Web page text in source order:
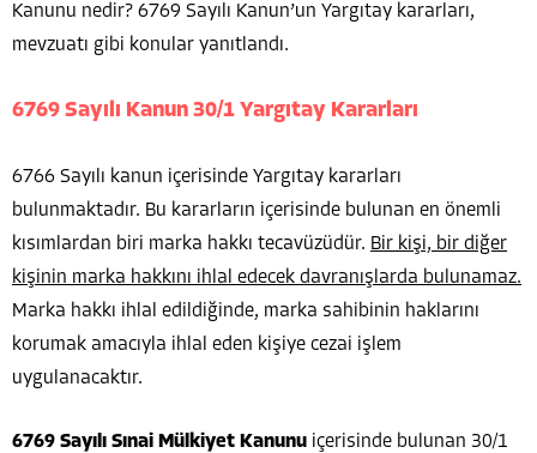
Kanunu nedir? 6769 Sayılı Kanun’un Yargıtay kararları,
mevzuatı gibi konular yanıtlandı.
6769 Sayılı Kanun 30/1 Yargıtay Kararları
6766 Sayılı kanun içerisinde Yargıtay kararları
bulunmaktadır. Bu kararların içerisinde bulunan en önemli
kısımlardan biri marka hakkı tecavüzüdür. Bir kişi, bir diğer
kişinin marka hakkını ihlal edecek davranışlarda bulunamaz.
Marka hakkı ihlal edildiğinde, marka sahibinin haklarını
korumak amacıyla ihlal eden kişiye cezai işlem
uygulanacaktır.
6769 Sayılı Sınai Mülkiyet Kanunu içerisinde bulunan 30/1